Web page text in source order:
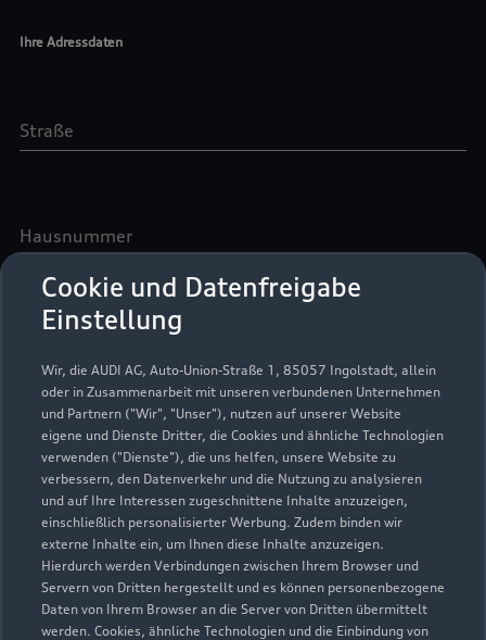
Cookie und Datenfreigabe
Einstellung
Wir, die AUDI AG, Auto-Union-Straße 1, 85057 Ingolstadt, allein
oder in Zusammenarbeit mit unseren verbundenen Unternehmen
und Partnern ("Wir", "Unser"), nutzen auf unserer Website
eigene und Dienste Dritter, die Cookies und ähnliche Technologien
verwenden ("Dienste"), die uns helfen, unsere Website zu
verbessern, den Datenverkehr und die Nutzung zu analysieren
und auf Ihre Interessen zugeschnittene Inhalte anzuzeigen,
einschließlich personalisierter Werbung. Zudem binden wir
externe Inhalte ein, um Ihnen diese Inhalte anzuzeigen.
Hierdurch werden Verbindungen zwischen Ihrem Browser und
Servern von Dritten hergestellt und es können personenbezogene
Daten von Ihrem Browser an die Server von Dritten übermittelt
werden. Cookies, ähnliche Technologien und die Einbindung von